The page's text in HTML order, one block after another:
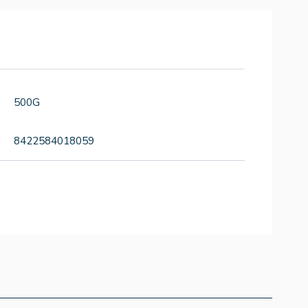
500G
8422584018059